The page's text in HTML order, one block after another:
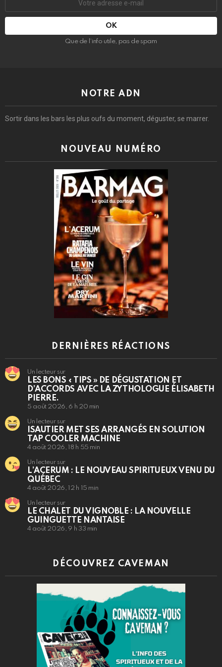
mail
Que de l’info utile, pas de spam
NOTRE ADN
Sortir dans les bars les plus oufs du moment, déguster, se marrer.
NOUVEAU NUMÉRO
DERNIÈRES RÉACTIONS
Un lecteur sur
LES BONS « TIPS » DE DÉGUSTATION ET
D’ACCORDS AVEC LA ZYTHOLOGUE ÉLISABETH
PIERRE.
5 août 2026, 6 h 20 min
Un lecteur sur
ISAUTIER MET SES ARRANGÉS EN SOLUTION
TAP COOLER MACHINE
4 août 2026, 18 h 55 min
Un lecteur sur
L’ACERUM : LE NOUVEAU SPIRITUEUX VENU DU
QUÉBEC
4 août 2026, 12 h 15 min
Un lecteur sur
LE CHALET DU VIGNOBLE : LA NOUVELLE
GUINGUETTE NANTAISE
4 août 2026, 9 h 33 min
DÉCOUVREZ CAVEMAN